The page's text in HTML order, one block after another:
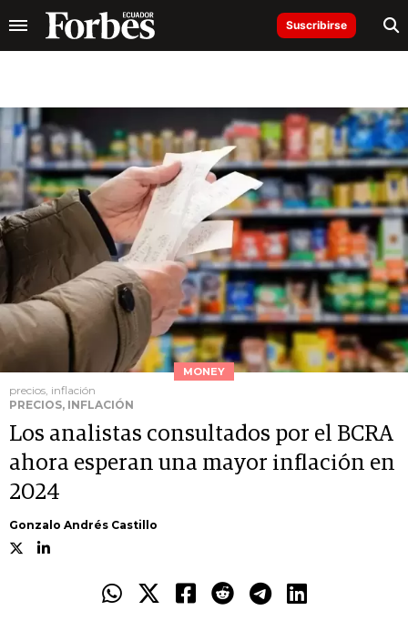
Suscribirse
MONEY
precios, inflación
PRECIOS, INFLACIÓN
Los analistas consultados por el BCRA
ahora esperan una mayor inflación en
2024
Gonzalo Andrés Castillo